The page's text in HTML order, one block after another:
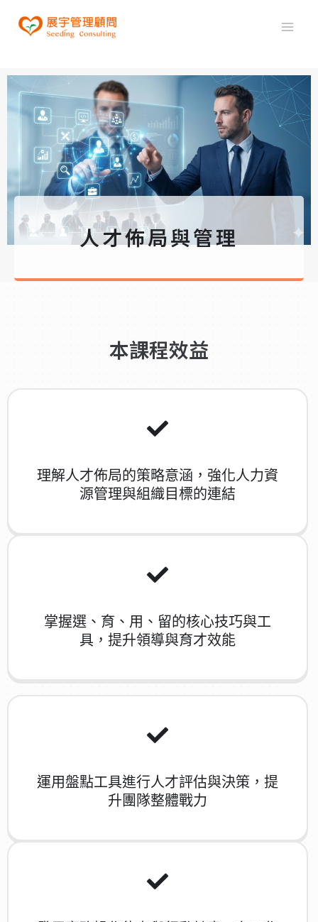
人才佈局與管理
本課程效益
理解人才佈局的策略意涵，強化人力資
源管理與組織目標的連結
掌握選、育、用、留的核心技巧與工
具，提升領導與育才效能
運用盤點工具進行人才評估與決策，提
升團隊整體戰力